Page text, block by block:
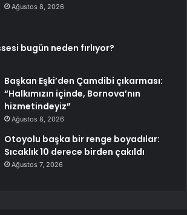
Ağustos 8, 2026
bugün neden fırlıyor?
Başkan Eşki’den Çamdibi çıkarması:
“Halkımızın içinde, Bornova’nın
hizmetindeyiz”
Ağustos 8, 2026
Otoyolu başka bir renge boyadılar:
Sıcaklık 10 derece birden çakıldı
Ağustos 7, 2026